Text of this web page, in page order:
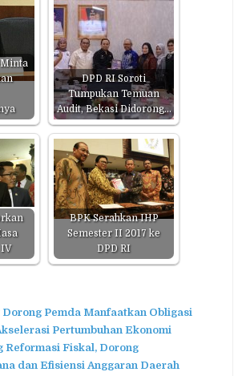
DPD RI Soroti
Tumpukan Temuan
Audit, Bekasi Didorong…
BPK Serahkan IHP
Semester II 2017 ke
DPD RI
Pemda Manfaatkan Obligasi
Pertumbuhan Ekonomi
Reformasi Fiskal, Dorong
dan Efisiensi Anggaran Daerah